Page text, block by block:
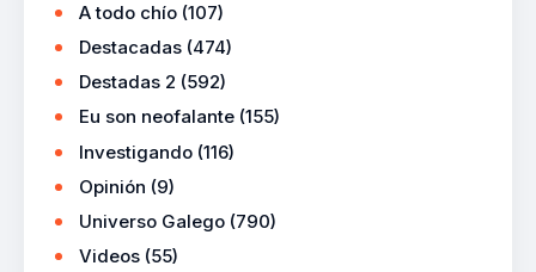
A todo chío (107)
Destacadas (474)
Destadas 2 (592)
Eu son neofalante (155)
Investigando (116)
Opinión (9)
Universo Galego (790)
Videos (55)